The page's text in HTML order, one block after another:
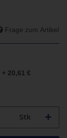
Frage zum Artikel
+ 20,61 €
Stk